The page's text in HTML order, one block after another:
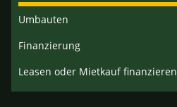
Umbauten
Finanzierung
Leasen oder Mietkauf finanzieren